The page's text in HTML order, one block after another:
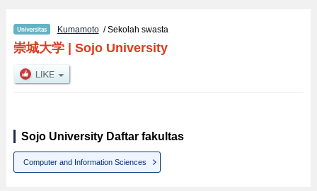
Kumamoto/ Sekolah swasta
崇城大学| Sojo University
Sojo University Daftar fakultas
Computer and Information Sciences